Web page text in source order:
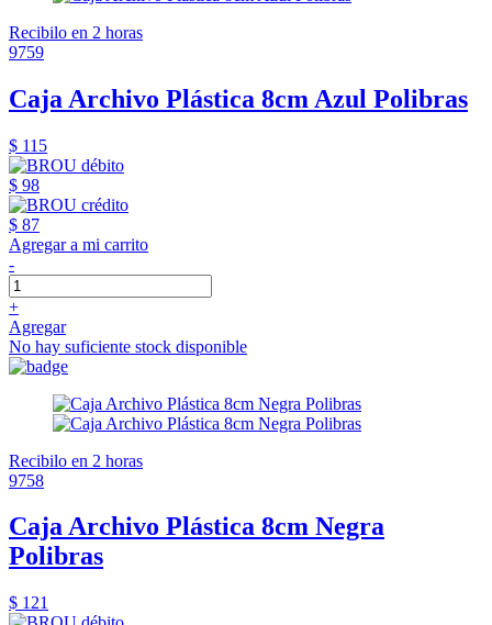
Recibilo en 2 horas
9759
Caja Archivo Plástica 8cm Azul Polibras
$ 115
$ 98
$ 87
Agregar a mi carrito
-
+
Agregar
No hay suficiente stock disponible
Recibilo en 2 horas
9758
Caja Archivo Plástica 8cm Negra
Polibras
$ 121